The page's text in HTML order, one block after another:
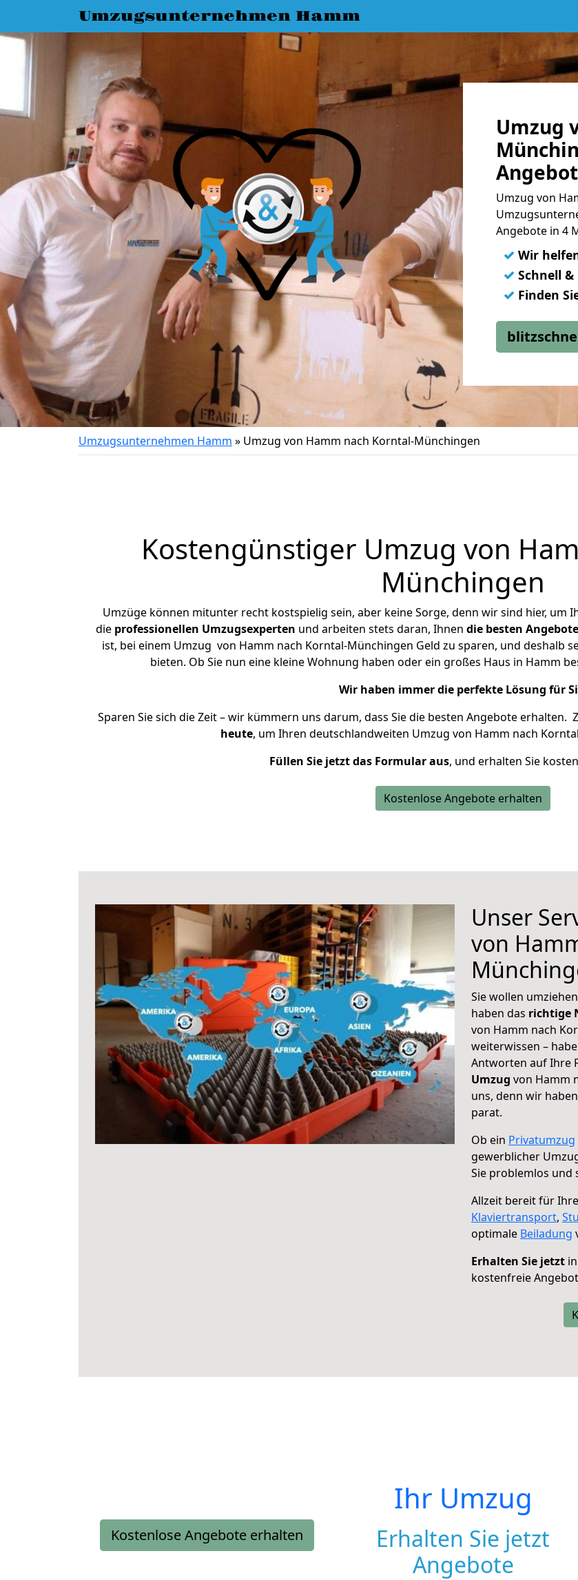
Umzugsunternehmen Hamm
Umzug
Angebot
Umzug von
Angebote in 4
✓ Wir
✓ Schnell
✓ Finden
Umzugsunternehmen Hamm » Umzug von Hamm nach Korntal-Münchingen
Kostengünstiger Umzug von
Münchingen
Umzüge können mitunter recht kostspielig sein, aber keine Sorge, denn wir sind hier, um
die professionellen Umzugsexperten und arbeiten stets daran, Ihnen die besten
ist, bei einem Umzug von Hamm nach Korntal-Münchingen Geld zu sparen, und deshalb
bieten. Ob Sie nun eine kleine Wohnung haben oder ein großes Haus in Hamm
Wir haben immer die perfekte Lösung für
Sparen Sie sich die Zeit – wir kümmern uns darum, dass Sie die besten Angebote erhalten.
heute, um Ihren deutschlandweiten Umzug von Hamm nach
Füllen Sie jetzt das Formular aus, und erhalten Sie
Kostenlose Angebote erhalten
Unser
von
Sie wollen
haben das richtige
von Hamm nach
weiterwissen –
Antworten auf Ihre
Umzug von Hamm
uns, denn wir
parat.
Ob ein Privatumzug
gewerblicher
Sie problemlos und
Allzeit bereit für
Klaviertransport,
optimale Beiladung
Erhalten Sie jetzt
kostenfreie
Kostenlose Angebote erhalten
Ihr Umzug
Erhalten Sie jetzt
Angebote